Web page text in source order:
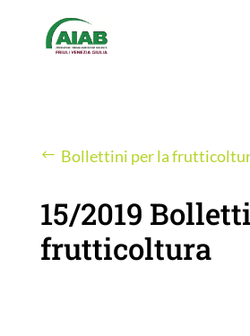
Bollettini per la
15/2019
frutticoltura